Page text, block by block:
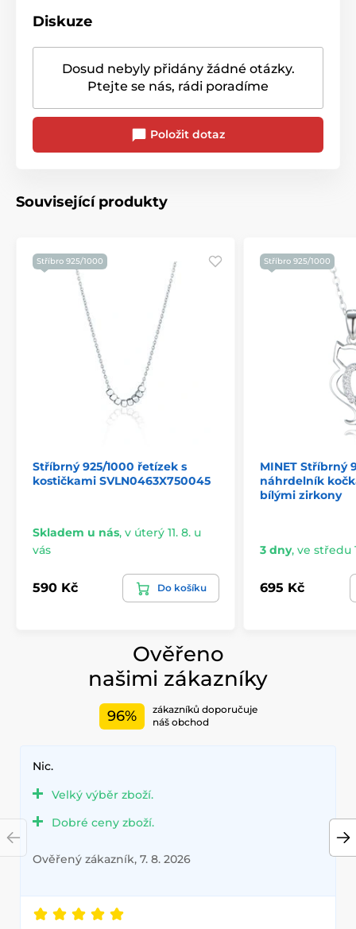
Diskuze
Dosud nebyly přidány žádné otázky.
Ptejte se nás, rádi poradíme
Položit dotaz
Související produkty
Stříbro 925/1000
Stříbrný 925/1000 řetízek s
kostičkami SVLN0463X750045
Skladem u nás, v úterý 11. 8. u
vás
590 Kč Do košíku
Stříbro 925/1000
MINET Stříbrný
náhrdelník
bílými zirkony
3 dny, ve středu
695 Kč
Ověřeno
našimi zákazníky
96%
zákazníků doporučuje
náš obchod
Nic.
Velký výběr zboží.
Dobré ceny zboží.
Ověřený zákazník, 7. 8. 2026